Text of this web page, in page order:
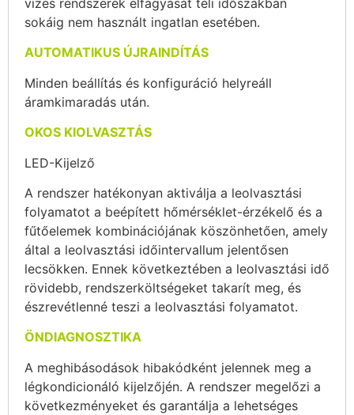
sokáig nem használt ingatlan esetében.
AUTOMATIKUS ÚJRAINDÍTÁS
Minden beállítás és konfiguráció helyreáll
áramkimaradás után.
OKOS KIOLVASZTÁS
LED-Kijelző
A rendszer hatékonyan aktiválja a leolvasztási
folyamatot a beépített hőmérséklet-érzékelő és a
fűtőelemek kombinációjának köszönhetően, amely
által a leolvasztási időintervallum jelentősen
lecsökken. Ennek következtében a leolvasztási idő
rövidebb, rendszerköltségeket takarít meg, és
észrevétlenné teszi a leolvasztási folyamatot.
ÖNDIAGNOSZTIKA
A meghibásodások hibakódként jelennek meg a
légkondicionáló kijelzőjén. A rendszer megelőzi a
következményeket és garantálja a lehetséges